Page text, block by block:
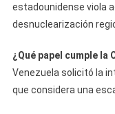
estadounidense viola
desnuclearización
¿Qué papel cumple la
Venezuela solicitó la
que considera una